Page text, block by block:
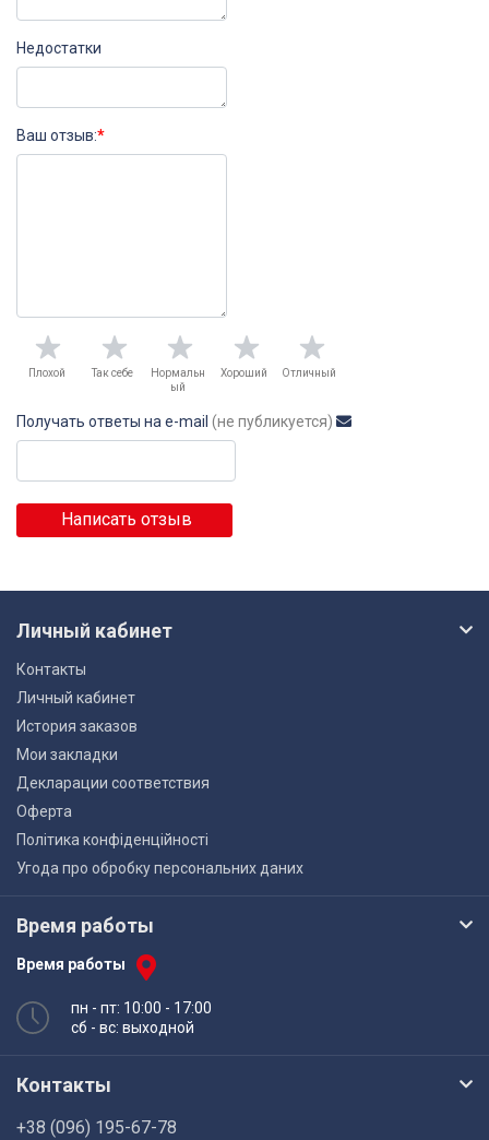
Недостатки
Ваш отзыв:*
Плохой Так себе
Нормальн
ый
Хороший Отличный
Получать ответы на e-mail (не публикуется)
Написать отзыв
Личный кабинет
Контакты
Личный кабинет
История заказов
Мои закладки
Декларации соответствия
Оферта
Політика конфіденційності
Угода про обробку персональних даних
Время работы
Время работы
пн - пт: 10:00 - 17:00
сб - вс: выходной
Контакты
+38 (096) 195-67-78